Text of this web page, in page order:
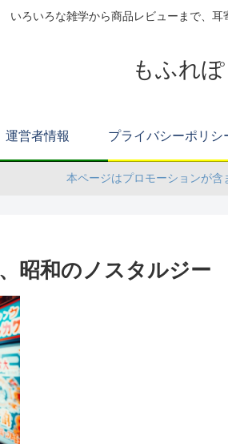
いろいろな雑学から商品レビューまで、耳
もふれぽ
運営者情報
本ページはプロモーションが含
昭和のノスタルジー